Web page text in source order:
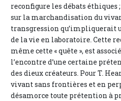
reconfigure les débats
sur la marchandisation du
transgression qu’impliquerait
de la vie en laboratoire. Cette
même cette « quête », est
l’encontre d’une certaine
des dieux créateurs. Pour T.
vivant sans frontières et en
désamorce toute prétention à